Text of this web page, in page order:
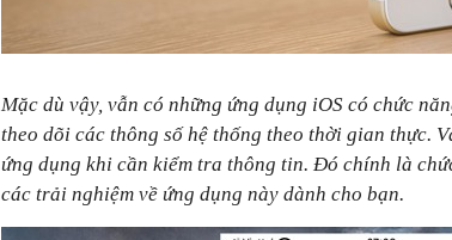
Mặc dù vậy, vẫn có những ứng dụng iOS có chức
theo dõi các thông số hệ thống theo thời gian thực.
ứng dụng khi cần kiểm tra thông tin. Đó chính là
các trải nghiệm về ứng dụng này dành cho bạn.